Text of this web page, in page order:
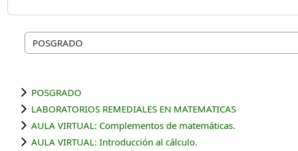
Course categories
POSGRADO
LABORATORIOS REMEDIALES EN MATEMATICAS
AULA VIRTUAL: Complementos de matemáticas.
AULA VIRTUAL: Introducción al cálculo.